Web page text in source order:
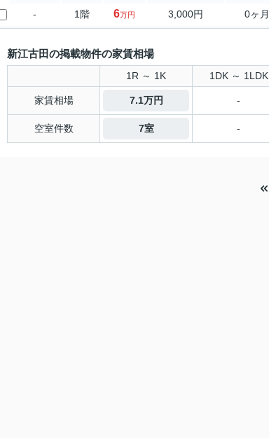
- 1階 6万円 3,000円 0ヶ月
新江古田の掲載物件の家賃相場
1R ～ 1K 1DK ～ 1LDK
家賃相場 7.1万円 -
空室件数 7室 -